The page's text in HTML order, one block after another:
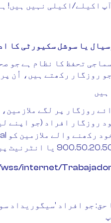
اکیلے/اکیلی نہیں ہیں!
یا سوشل سکیورٹی کا
تحفظ کا نظام ہے جو
روزگار رکھتے ہیں، اُن
روزگار پر لگے
روزگار افراد (جو اپنے
internet/
حق: جو افراد ’سیگوریداد